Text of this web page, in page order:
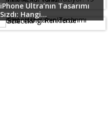
iPhone Ultra’nın Tasarımı
Sızdı: Hangi...